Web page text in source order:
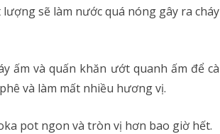
sẽ làm nước quá nóng gây ra cháy
ấm và quấn khăn ướt quanh ấm để cà
và làm mất nhiều hương vị.
pot ngon và tròn vị hơn bao giờ hết.